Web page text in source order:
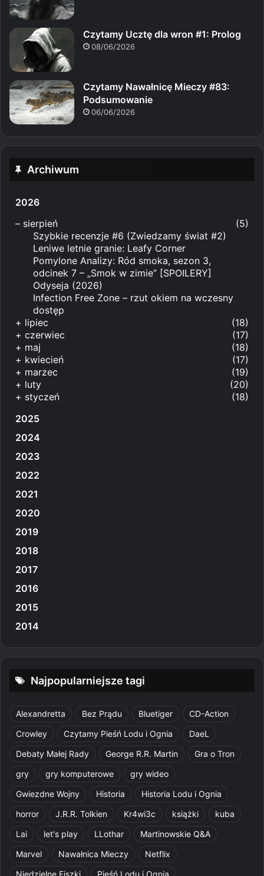
Czytamy Ucztę dla wron #1: Prolog
08/06/2026
Czytamy Nawałnicę Mieczy #83:
Podsumowanie
06/06/2026
Archiwum
2026
– sierpień
(5)
Szybkie recenzje #6 (Zwiedzamy świat #2)
Leniwe letnie granie: Leafy Corner
Pomylone Analizy: Ród smoka, sezon 3,
odcinek 7 – „Smok w zimie” [SPOILERY]
Odyseja (2026)
Infection Free Zone – rzut okiem na wczesny
dostęp
+ lipiec
(18)
+ czerwiec
(17)
+ maj
(18)
+ kwiecień
(17)
+ marzec
(19)
+ luty
(20)
+ styczeń
(18)
2025
2024
2023
2022
2021
2020
2019
2018
2017
2016
2015
2014
Najpopularniejsze tagi
Alexandretta Bez Prądu Bluetiger
CD-Action
Crowley
Czytamy Pieśń Lodu i Ognia
DaeL
Debaty Małej Rady
George R.R. Martin
Gra o Tron
gry
gry komputerowe
gry wideo
Gwiezdne Wojny
Historia
Historia Lodu i Ognia
horror
J.R.R. Tolkien Kr4wi3c książki
kuba
Lai
let's play LLothar
Martinowskie Q&A
Marvel
Nawałnica Mieczy
Netflix